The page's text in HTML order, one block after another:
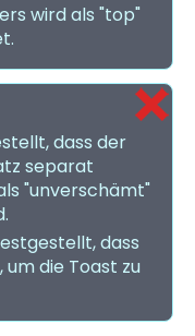
wird als "top"
dass der
separat
"unverschämt"
dass
die Toast zu